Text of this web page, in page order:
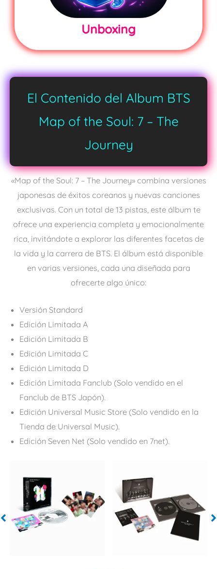
Unboxing
El Contenido del Album BTS
Map of the Soul: 7 – The
Journey
«Map of the Soul: 7 – The Journey» combina versiones
japonesas de éxitos coreanos y nuevas canciones
exclusivas. Con un total de 13 pistas, este álbum te
ofrece una experiencia completa y emocionalmente
rica, invitándote a explorar las diferentes facetas de
la vida y la carrera de BTS. El álbum está disponible
en varias versiones, cada una diseñada para
ofrecerte algo único:
Versión Standard
Edición Limitada A
Edición Limitada B
Edición Limitada C
Edición Limitada D
Edición Limitada Fanclub (Solo vendido en el
Fanclub de BTS Japón).
Edición Universal Music Store (Solo vendido en la
Tienda de Universal Music).
Edición Seven Net (Solo vendido en 7net).